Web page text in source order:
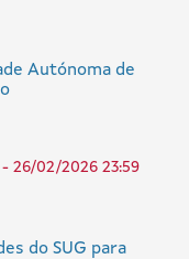
Autónoma de
26/02/2026 23:59
do SUG para